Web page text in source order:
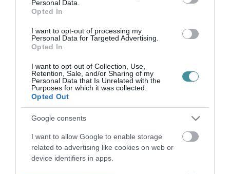
Personal Data.
Opted In
I want to opt-out of processing my
Personal Data for Targeted Advertising.
Opted In
I want to opt-out of Collection, Use,
Retention, Sale, and/or Sharing of my
Personal Data that Is Unrelated with the
Purposes for which it was collected.
Opted Out
Google consents
I want to allow Google to enable storage
related to advertising like cookies on web or
device identifiers in apps.
jelentek me...
ÖRDÖG ÜGYVÉDJE-ÜGY: TÁRGYALÁS NÉLKÜL EGYMILLIÓ
FORINTRA BÜNTETTÉK CZEGLÉDY CSABÁT
2022. március 23
Az elmúlt egy évben, amit tudok, mind elmondtam az ördög
ügyvédje ügyben. Már lassan én unom. Büszke lennék rá, ha én
járultam volna hozzá az ellenzék 2019 őszi választási sikeréhez.
Sajnos, nem ...